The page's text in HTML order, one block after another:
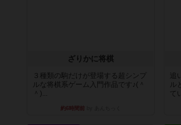
ざりかに将棋
３種類の駒だけが登場する超シンプ
ルな将棋系ゲーム入門作品です♪(＾
＾)...
約6時間前
追
ル
て